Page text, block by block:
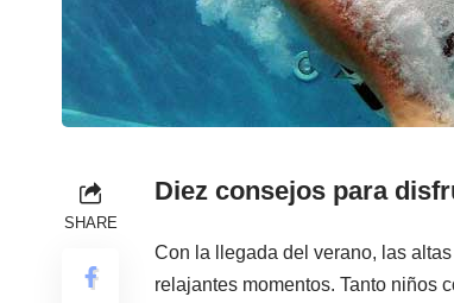
SHARE
Diez consejos para
Con la llegada del verano, las
relajantes momentos. Tanto niños